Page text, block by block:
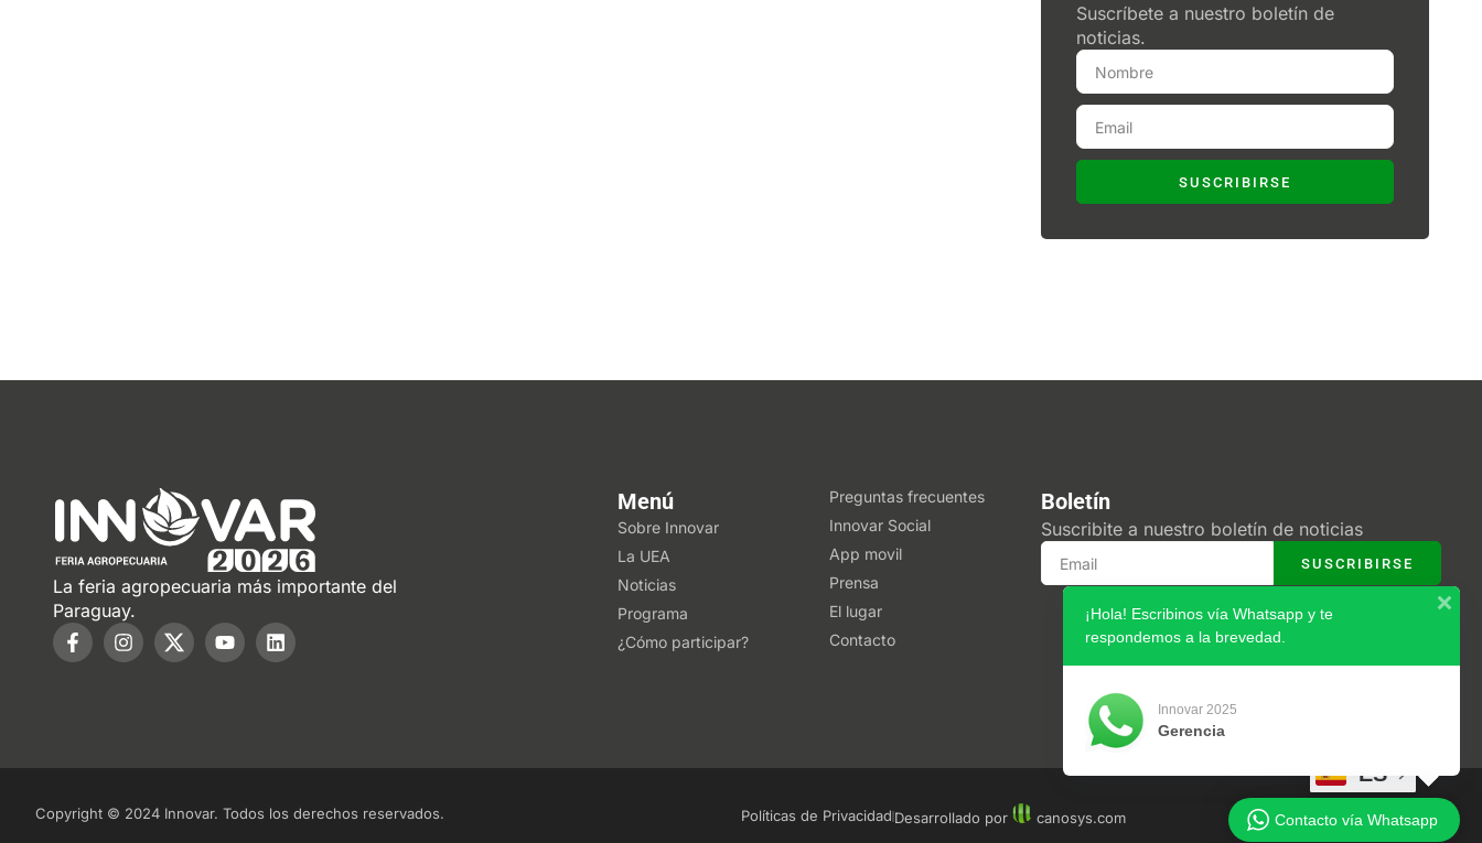
Suscríbete a nuestro boletín de
noticias.
SUSCRIBIRSE
La feria agropecuaria más importante del
Paraguay.
Menú
Sobre Innovar
La UEA
Noticias
Programa
¿Cómo participar?
Preguntas frecuentes
Innovar Social
App movil
Prensa
El lugar
Contacto
Boletín
Suscribite a nuestro boletín de noticias
SUSCRIBIRSE
Copyright © 2024 Innovar. Todos los derechos reservados. Políticas de Privacidad Desarrollado por canosys.com
ES
¡Hola! Escribinos vía Whatsapp y te
respondemos a la brevedad.
Innovar 2025
Gerencia
Contacto vía Whatsapp